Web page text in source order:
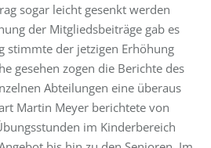
sogar leicht gesenkt werden
der Mitgliedsbeiträge gab es
stimmte der jetzigen Erhöhung
gesehen zogen die Berichte des
Abteilungen eine überaus
Martin Meyer berichtete von
im Kinderbereich